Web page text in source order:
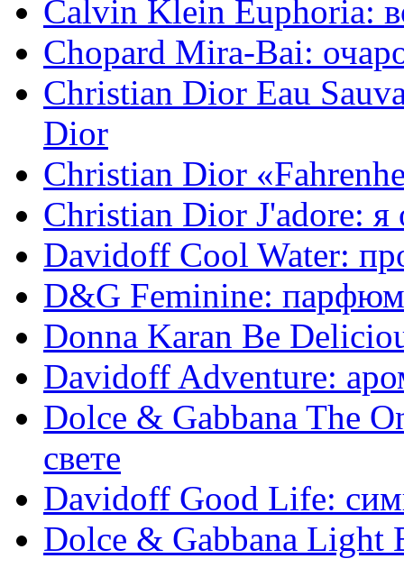
Calvin Klein Euphoria:
Chopard Mira-Bai:
Christian Dior Eau
Dior
Christian Dior
Christian Dior J'adore:
Davidoff Cool Water:
D&G Feminine:
Donna Karan Be
Davidoff Adventure:
Dolce & Gabbana The
свете
Davidoff Good Life:
Dolce & Gabbana Light